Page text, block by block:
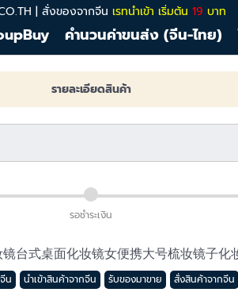
| สั่งของจากจีน เรทนำเข้า เริ่มต้น 19 บาท
คำนวนค่าขนส่ง (จีน-ไทย)
รายละเอียดสินค้า
รอชำระเงิน
台式桌面化妆镜女便携大号梳妆镜子化
น นำเข้าสินค้าจากจีน รับของมาขาย สั่งสินค้าจากจีน